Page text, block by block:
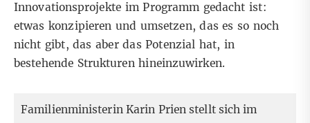
Innovationsprojekte im Programm gedacht ist:
etwas konzipieren und umsetzen, das es so noch
nicht gibt, das aber das Potenzial hat, in
bestehende Strukturen hineinzuwirken.
Familienministerin Karin Prien stellt sich im